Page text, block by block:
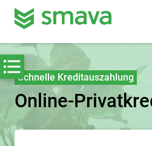
Schnelle Kreditauszahlung
Online-